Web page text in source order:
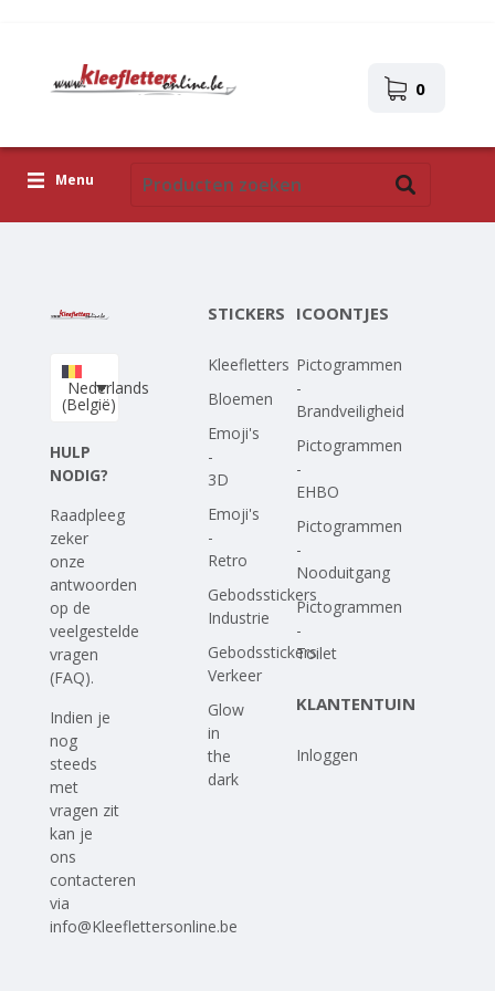
0
Menu
Upload je eigen ontwerp
Corona Covid-19
Nederlands
(België)
HULP
NODIG?
Raadpleeg
zeker
onze
antwoorden
op de
veelgestelde
vragen
(FAQ).
Indien je
nog
steeds
met
vragen zit
kan je
ons
contacteren
via
info@Kleeflettersonline.be
STICKERS
Kleefletters
Bloemen
Emoji's
-
3D
Emoji's
-
Retro
Gebodsstickers
Industrie
Gebodsstickers
Verkeer
Glow
in
the
dark
ICOONTJES
Pictogrammen
-
Brandveiligheid
Pictogrammen
-
EHBO
Pictogrammen
-
Nooduitgang
Pictogrammen
-
Toilet
KLANTENTUIN
Inloggen